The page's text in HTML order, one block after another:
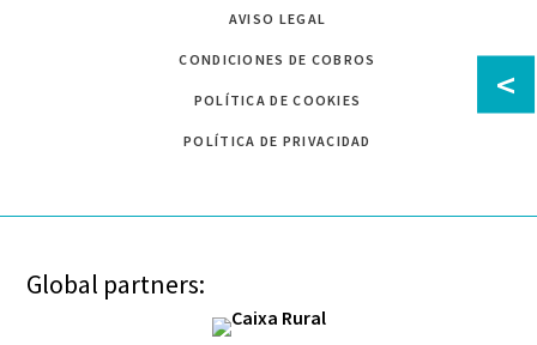
AVISO LEGAL
CONDICIONES DE COBROS
POLÍTICA DE COOKIES
POLÍTICA DE PRIVACIDAD
Global partners:
<